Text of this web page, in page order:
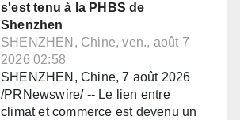
s'est tenu à la PHBS de
Shenzhen
SHENZHEN, Chine, ven., août 7
2026 02:58
SHENZHEN, Chine, 7 août 2026
/PRNewswire/ -- Le lien entre
climat et commerce est devenu un